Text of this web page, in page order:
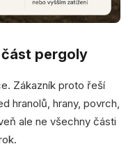
pergoly
Zákazník proto řeší
hranolů, hrany, povrch,
ale ne všechny části